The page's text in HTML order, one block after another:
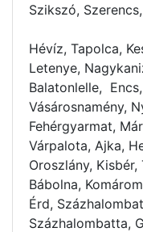
Szikszó,
Hévíz, Tapolca,
Letenye,
Balatonlelle,
Vásárosnamény,
Fehérgyarmat,
Várpalota, Ajka,
Oroszlány, Kisbér,
Bábolna,
Érd,
Százhalombatta,